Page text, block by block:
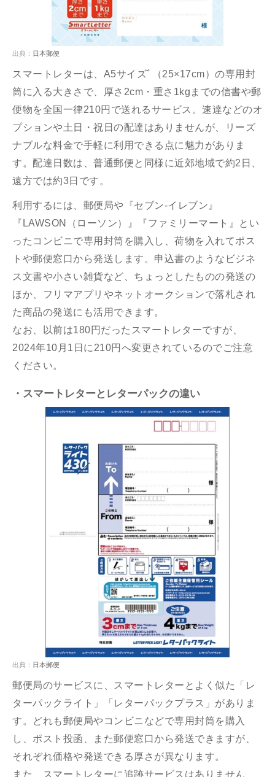
出典： 日本郵便
スマートレターは、A5サイズﾞ（25×17cm）の専用封
筒に入る大きさで、厚さ2cm・重さ1kgまでの信書や郵
便物を全国一律210円で送れるサービス。速達などのオ
プションや土日・祝日の配達はありませんが、リーズ
ナブルな料金で手軽に利用できる点に魅力がありま
す。配達日数は、普通郵便と同様に近郊地域で約2日、
遠方では約3日です。
利用するには、郵便局や『セブン-イレブン』
『LAWSON（ローソン）』『ファミリーマート』とい
ったコンビニで専用封筒を購入し、荷物を入れてポス
トや郵便窓口から発送します。申込書のようなビジネ
ス文書や小さい雑貨など、ちょっとしたものの発送の
ほか、フリマアプリやネットオークションで落札され
た商品の発送にも活用できます。
なお、以前は180円だったスマートレターですが、
2024年10月1日に210円へ変更されているのでご注意
ください。
・スマートレターとレターパックの違い
出典： 日本郵便
郵便局のサービスに、スマートレターとよく似た「レ
ターパックライト」「レターパックプラス」がありま
す。どれも郵便局やコンビニなどで専用封筒を購入
し、ポスト投函、また郵便窓口から発送できますが、
それぞれ価格や発送できる厚さが異なります。
また、スマートレターに追跡サービスはありません